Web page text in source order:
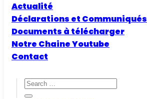
Actualité
Déclarations et Communiqués
Documents à télécharger
Notre Chaine Youtube
Contact